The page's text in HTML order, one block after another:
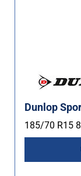
Dunlop
185/70 R15